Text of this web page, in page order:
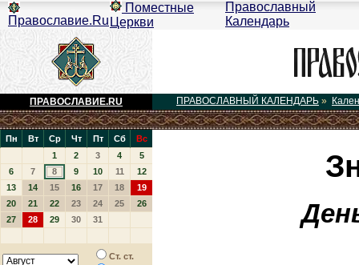
Православие.Ru
Поместные
Церкви
Православный
Календарь
ПРАВОСЛАВИЕ.RU ПРАВОСЛАВНЫЙ КАЛЕНДАРЬ »
Пн Вт Ср Чт Пт Сб
Вс
1
2 3 4
5
6
7 8 9 10 11
12
13
14 15 16 17 18
19
20
21 22 23 24 25
26
27
28 29 30 31
Ст. ст.